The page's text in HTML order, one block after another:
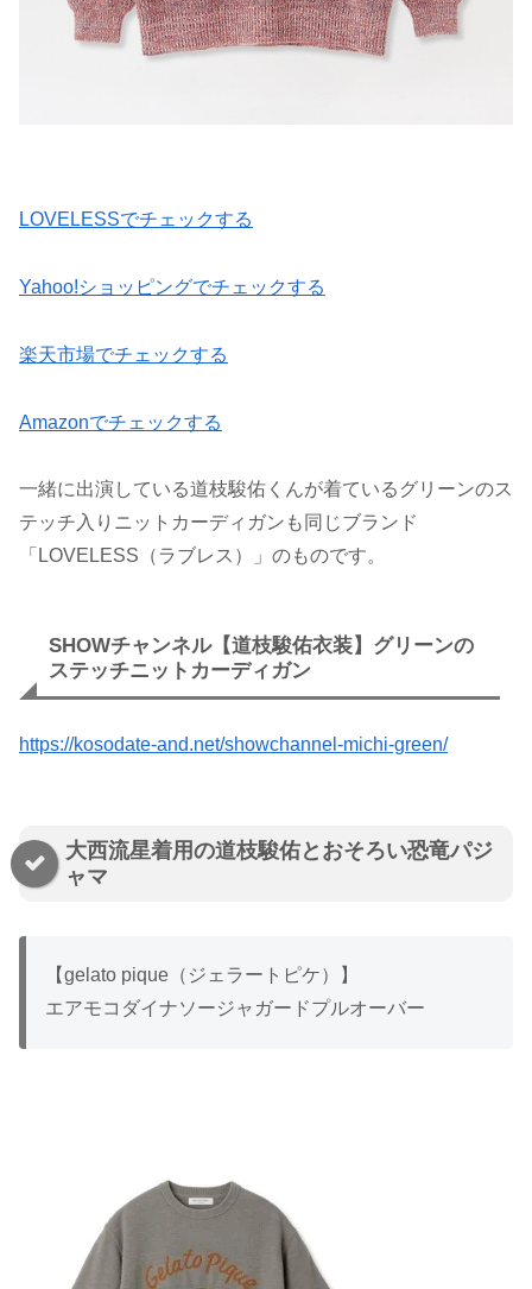
LOVELESSでチェックする
Yahoo!ショッピングでチェックする
楽天市場でチェックする
Amazonでチェックする
一緒に出演している道枝駿佑くんが着ているグリーンのス
テッチ入りニットカーディガンも同じブランド
「LOVELESS（ラブレス）」のものです。
SHOWチャンネル【道枝駿佑衣装】グリーンの
ステッチニットカーディガン
https://kosodate-and.net/showchannel-michi-green/
大西流星着用の道枝駿佑とおそろい恐竜パジ
ャマ
【gelato pique（ジェラートピケ）】
エアモコダイナソージャガードプルオーバー